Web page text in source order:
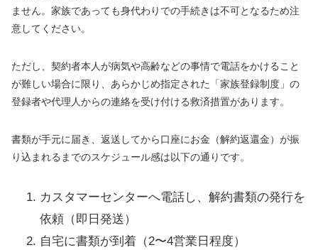
ません。家族であっても身代わりでの手続きは不可となるため注
意してください。
ただし、契約者本人が病気や高齢などの事情で電話をかけること
が難しい場合に限り、あらかじめ指定された「家族登録制度」の
登録者や代理人からの連絡を受け付ける救済措置があります。
書類が手元に届き、返送してから口座にお金（解約返還金）が振
り込まれるまでのスケジュール感は以下の通りです。
カスタマーセンターへ電話し、解約書類の発行を
依頼（即日発送）
自宅に書類が到着（2〜4営業日程度）